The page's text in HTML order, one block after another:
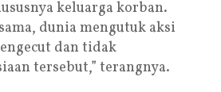
keluarga korban.
dunia mengutuk aksi
dan tidak
tersebut,” terangnya.